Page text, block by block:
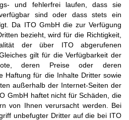
und fehlerfrei laufen, dass sie
sind oder dass stets ein
Da ITO GmbH die zur Verfügung
bezieht, wird für die Richtigkeit,
der über ITO abgerufenen
gilt für die Verfügbarkeit der
deren Preise oder deren
Haftung für die Inhalte Dritter sowie
außerhalb der Internet-Seiten der
GmbH haftet nicht für Schäden, die
von Ihnen verursacht werden. Bei
unbefugter Dritter auf die bei ITO